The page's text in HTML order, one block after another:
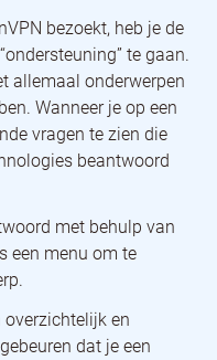
bezoekt, heb je de
te gaan.
allemaal onderwerpen
Wanneer je op een
vragen te zien die
beantwoord
met behulp van
een menu om te
overzichtelijk en
dat je een